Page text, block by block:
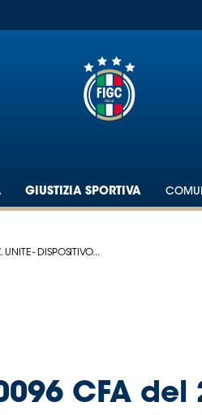
GIUSTIZIA SPORTIVA
UNITE - DISPOSITIVO...
0096 CFA